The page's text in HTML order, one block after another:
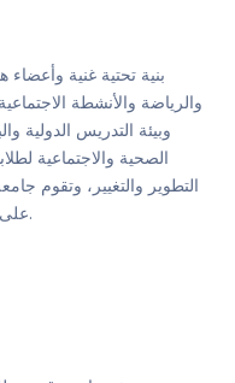
بنية تحتية غنية وأعضاء
والرياضة والأنشطة
وبيئة التدريس الدولية
الصحية والاجتماعية
التطوير والتغيير، وتقوم
على أعلى مستوى وتدريبهم على المهن الدولية.